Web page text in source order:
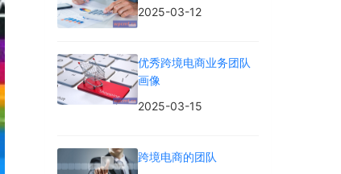
2025-03-12
优秀跨境电商业务团队
画像
2025-03-15
跨境电商的团队